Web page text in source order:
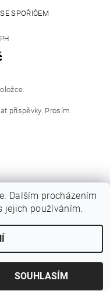
SPOŘIČEM
příspěvky. Prosím
eshop rulik.cz
Upravit nastavení cookies
Dalším procházením
jejich používáním.
SOUHLASÍM